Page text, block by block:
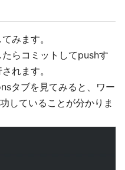
みます。
らコミットしてpushす
れます。
タブを見てみると、ワー
していることが分かりま